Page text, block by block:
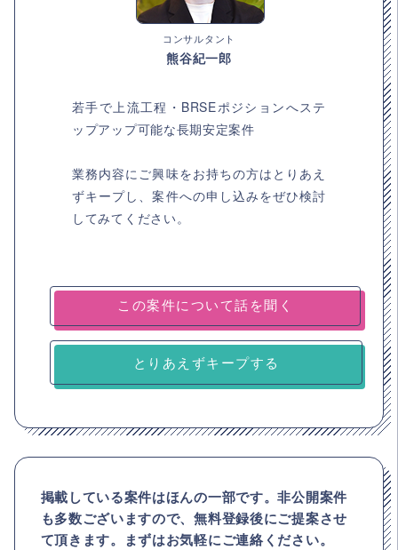
コンサルタント
熊谷紀一郎
若手で上流工程・BRSEポジションへステ
ップアップ可能な長期安定案件
業務内容にご興味をお持ちの方はとりあえ
ずキープし、案件への申し込みをぜひ検討
してみてください。
とりあえずキープする
掲載している案件はほんの一部です。非公開案件
も多数ございますので、無料登録後にご提案させ
て頂きます。まずはお気軽にご連絡ください。